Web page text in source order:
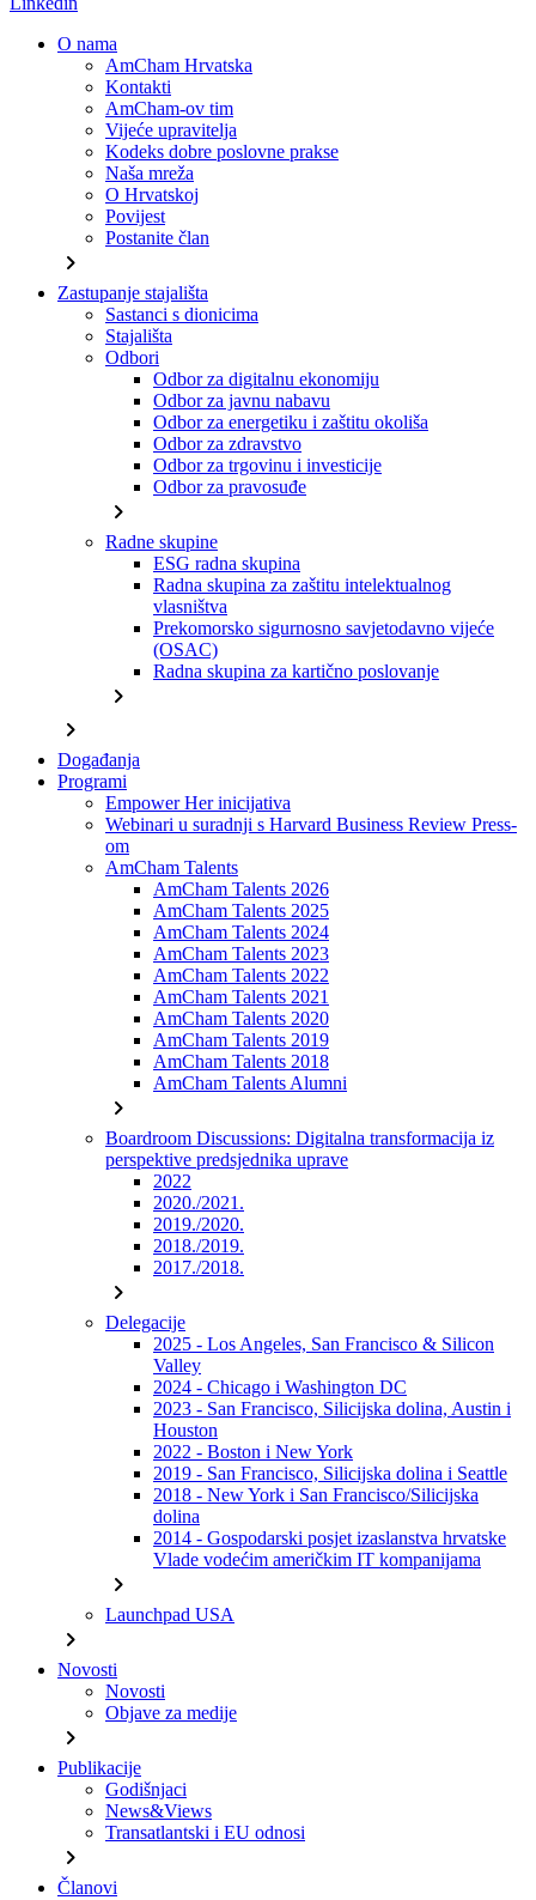
O nama
AmCham Hrvatska
Kontakti
AmCham-ov tim
Vijeće upravitelja
Kodeks dobre poslovne prakse
Naša mreža
O Hrvatskoj
Povijest
Postanite član
chevron_right
Zastupanje stajališta
Sastanci s dionicima
Stajališta
Odbori
Odbor za digitalnu ekonomiju
Odbor za javnu nabavu
Odbor za energetiku i zaštitu okoliša
Odbor za zdravstvo
Odbor za trgovinu i investicije
Odbor za pravosuđe
chevron_right
Radne skupine
ESG radna skupina
Radna skupina za zaštitu intelektualnog
vlasništva
Prekomorsko sigurnosno savjetodavno vijeće
(OSAC)
Radna skupina za kartično poslovanje
chevron_right
chevron_right
Događanja
Programi
Empower Her inicijativa
Webinari u suradnji s Harvard Business Review Press-
om
AmCham Talents
AmCham Talents 2026
AmCham Talents 2025
AmCham Talents 2024
AmCham Talents 2023
AmCham Talents 2022
AmCham Talents 2021
AmCham Talents 2020
AmCham Talents 2019
AmCham Talents 2018
AmCham Talents Alumni
chevron_right
Boardroom Discussions: Digitalna transformacija iz
perspektive predsjednika uprave
2022
2020./2021.
2019./2020.
2018./2019.
2017./2018.
chevron_right
Delegacije
2025 - Los Angeles, San Francisco & Silicon
Valley
2024 - Chicago i Washington DC
2023 - San Francisco, Silicijska dolina, Austin i
Houston
2022 - Boston i New York
2019 - San Francisco, Silicijska dolina i Seattle
2018 - New York i San Francisco/Silicijska
dolina
2014 - Gospodarski posjet izaslanstva hrvatske
Vlade vodećim američkim IT kompanijama
chevron_right
Launchpad USA
chevron_right
Novosti
Novosti
Objave za medije
chevron_right
Publikacije
Godišnjaci
News&Views
Transatlantski i EU odnosi
chevron_right
Članovi